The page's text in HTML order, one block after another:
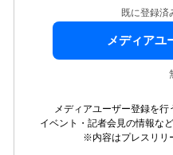
既に登録済
メディアユ
メディアユーザー登録を行
イベント・記者会見の情報な
※内容はプレスリリ